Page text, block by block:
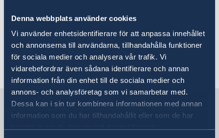
Denna webbplats använder cookies
Vi använder enhetsidentifierare för att anpassa innehållet
och annonserna till användarna, tillhandahålla funktioner
för sociala medier och analysera vår trafik. Vi
vidarebefordrar även sådana identifierare och annan
information från din enhet till de sociala medier och
annons- och analysföretag som vi samarbetar med.
Dessa kan i sin tur kombinera informationen med annan
information som du har tillhandahållit eller som de har
Naturförhållanden och katastrofer
In- och utresebestämmelser
Hälso- och sjukvård
Lokala lagar och sedvänjor
Kriminalitet och personlig säkerhet
Trafiksäkerhet
Resa i landet
medborgare i både Schweiz och
Liechtenstein. Se därför information
på sidan "Hjälp till svenskar i Schweiz"
på ambassaden i Berns hemsida.
Länk till Hjälp till svenskar i Schweiz
Sverige i Liechtenstein